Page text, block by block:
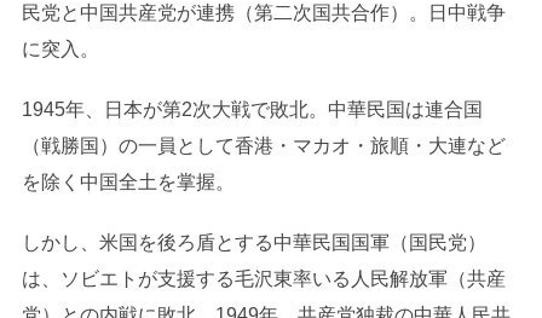
民党と中国共産党が連携（第二次国共合作）。日中戦争
に突入。
1945年、日本が第2次大戦で敗北。中華民国は連合国
（戦勝国）の一員として香港・マカオ・旅順・大連など
を除く中国全土を掌握。
しかし、米国を後ろ盾とする中華民国国軍（国民党）
は、ソビエトが支援する毛沢東率いる人民解放軍（共産